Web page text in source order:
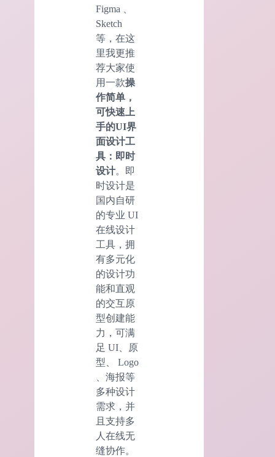
Figma 、
Sketch
等，在这
里我更推
荐大家使
用一款操
作简单，
可快速上
手的UI界
面设计工
具：即时
设计。即
时设计是
国内自研
的专业 UI
在线设计
工具，拥
有多元化
的设计功
能和直观
的交互原
型创建能
力，可满
足 UI、原
型、 Logo
、海报等
多种设计
需求，并
且支持多
人在线无
缝协作。